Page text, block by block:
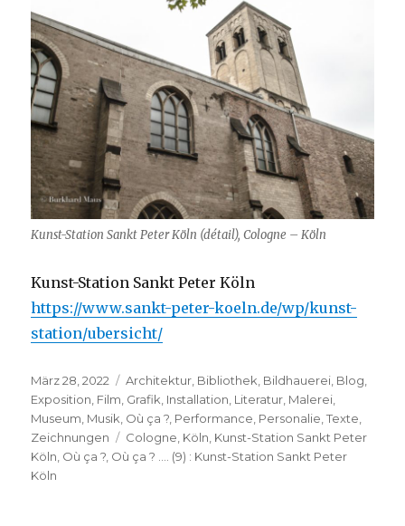
Kunst-Station Sankt Peter Köln (détail), Cologne – Köln
Kunst-Station Sankt Peter Köln
https://www.sankt-peter-koeln.de/wp/kunst-
station/ubersicht/
Veröffentlicht
am
März 28, 2022 Kategorien
Architektur Bibliothek Bildhauerei Blog
Exposition Film Grafik Installation Literatur Malerei
Museum Musik Où ça ? Performance Personalie ,Texte
Zeichnungen
Schlagwörter
Cologne Köln Kunst-Station Sankt Peter
Köln Où ça ? Où ça ? …. (9) : Kunst-Station Sankt Peter
Köln